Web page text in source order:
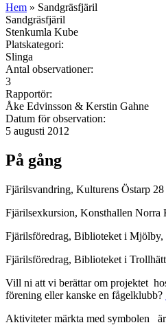
Hem » Sandgräsfjäril
Sandgräsfjäril
Stenkumla Kube
Platskategori:
Slinga
Antal observationer:
3
Rapportör:
Åke Edvinsson & Kerstin Gahne
Datum för observation:
5 augusti 2012
På gång
Fjärilsvandring, Kulturens Östarp
Fjärilsexkursion, Konsthallen Norra
Fjärilsföredrag, Biblioteket i Mjölby,
Fjärilsföredrag, Biblioteket i
Vill ni att vi berättar om projektet
förening eller kanske en fågelklubb?
Aktiviteter märkta med symbolen